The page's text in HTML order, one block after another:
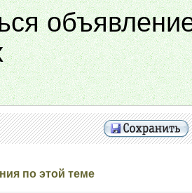
по этой теме